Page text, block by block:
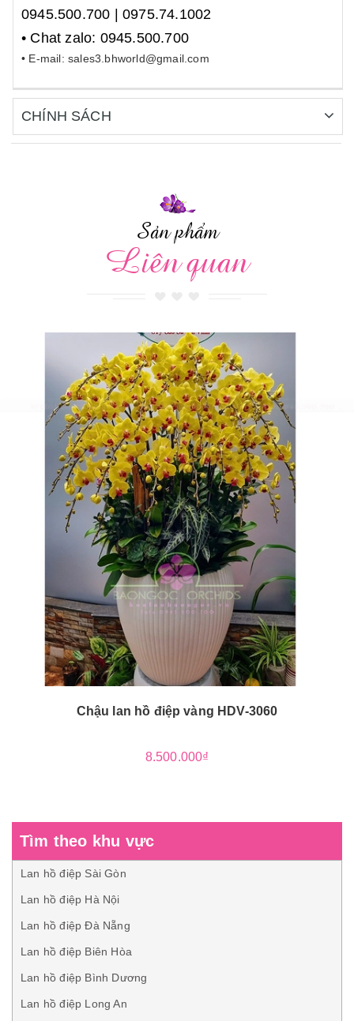
0945.500.700 | 0975.74.1002
• Chat zalo: 0945.500.700
• E-mail: sales3.bhworld@gmail.com
CHÍNH SÁCH
Sản phẩm
Liên quan
Chậu lan hồ điệp vàng HDV-3060
8.500.000₫
Tìm theo khu vực
Lan hồ điệp Sài Gòn
Lan hồ điệp Hà Nội
Lan hồ điệp Đà Nẵng
Lan hồ điệp Biên Hòa
Lan hồ điệp Bình Dương
Lan hồ điệp Long An